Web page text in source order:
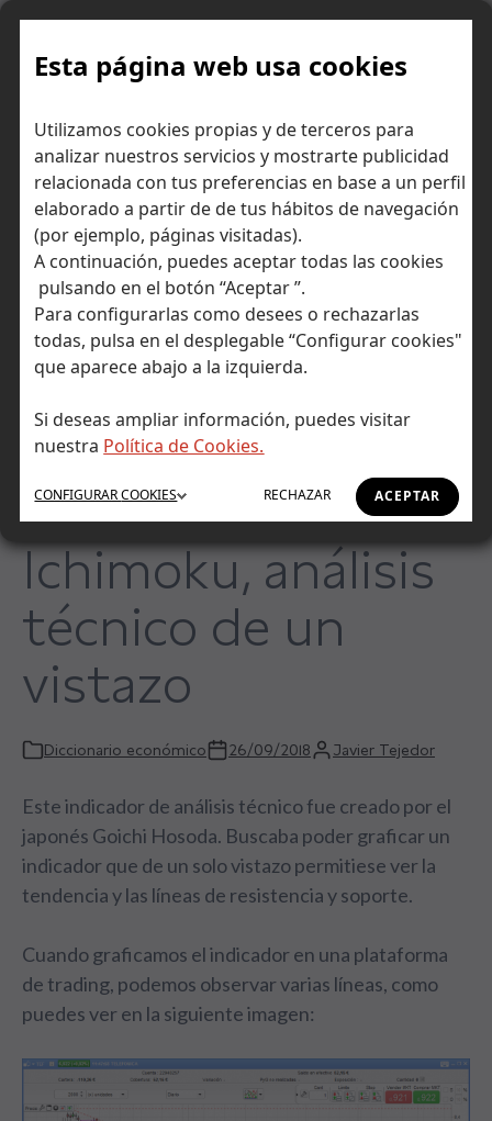
Esta página web usa cookies
Utilizamos cookies propias y de terceros para
analizar nuestros servicios y mostrarte publicidad
relacionada con tus preferencias en base a un perfil
elaborado a partir de de tus hábitos de navegación
(por ejemplo, páginas visitadas).
A continuación, puedes aceptar todas las cookies
pulsando en el botón “Aceptar ”.
Para configurarlas como desees o rechazarlas
todas, pulsa en el desplegable “Configurar cookies"
que aparece abajo a la izquierda.
Si deseas ampliar información, puedes visitar
nuestra Política de Cookies.
ACEPTAR
RECHAZAR
CONFIGURARCOOKIES
Skip
Inicio Diccionario económico
Ichimoku, análisis técnico de
un vistazo
Ichimoku, análisis
técnico de un
vistazo
Diccionario económico 26/09/2018 Javier Tejedor
Este indicador de análisis técnico fue creado por el
japonés Goichi Hosoda. Buscaba poder graficar un
indicador que de un solo vistazo permitiese ver la
tendencia y las líneas de resistencia y soporte.
Cuando graficamos el indicador en una plataforma
de trading, podemos observar varias líneas, como
puedes ver en la siguiente imagen: